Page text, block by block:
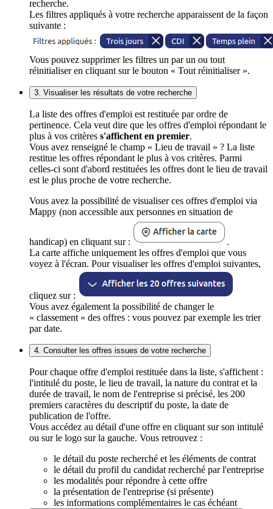
recherche.
Les filtres appliqués à votre recherche apparaissent de la façon
suivante :
Vous pouvez supprimer les filtres un par un ou tout
réinitialiser en cliquant sur le bouton « Tout réinitialiser ».
3. Visualiser les résultats de votre recherche
La liste des offres d'emploi est restituée par ordre de
pertinence. Cela veut dire que les offres d'emploi répondant le
plus à vos critères s'affichent en premier.
Vous avez renseigné le champ « Lieu de travail » ? La liste
restitue les offres répondant le plus à vos critères. Parmi
celles-ci sont d'abord restituées les offres dont le lieu de travail
est le plus proche de votre recherche.
Vous avez la possibilité de visualiser ces offres d'emploi via
Mappy (non accessible aux personnes en situation de
handicap) en cliquant sur :
.
La carte affiche uniquement les offres d'emploi que vous
voyez à l'écran. Pour visualiser les offres d'emploi suivantes,
cliquez sur :
Vous avez également la possibilité de changer le
« classement » des offres : vous pouvez par exemple les trier
par date.
4. Consulter les offres issues de votre recherche
Pour chaque offre d'emploi restituée dans la liste, s'affichent :
l'intitulé du poste, le lieu de travail, la nature du contrat et la
durée de travail, le nom de l'entreprise si précisé, les 200
premiers caractères du descriptif du poste, la date de
publication de l'offre.
Vous accédez au détail d'une offre en cliquant sur son intitulé
ou sur le logo sur la gauche. Vous retrouvez :
le détail du poste recherché et les éléments de contrat
le détail du profil du candidat recherché par l'entreprise
les modalités pour répondre à cette offre
la présentation de l'entreprise (si présente)
les informations complémentaires le cas échéant